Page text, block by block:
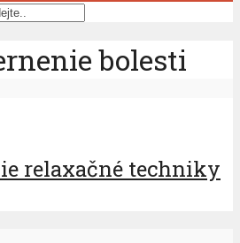
bolesti
relaxačné techniky